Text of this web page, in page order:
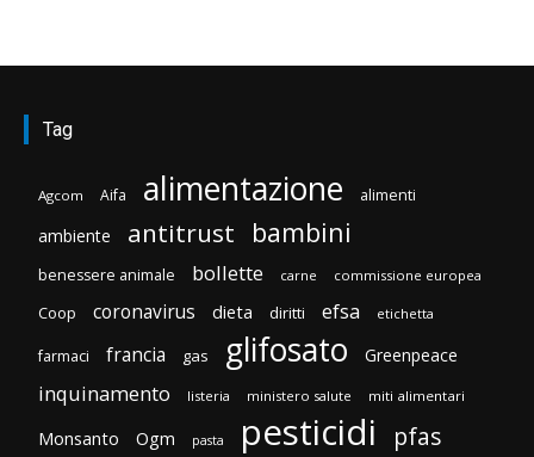
Tag
Agcom Aifa alimentazione alimenti
ambiente antitrust bambini
benessere animale bollette carne commissione europea
Coop coronavirus dieta diritti efsa etichetta
farmaci francia gas glifosato Greenpeace
inquinamento listeria ministero salute miti alimentari
Monsanto Ogm pasta pesticidi pfas